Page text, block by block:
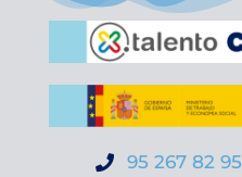
95 267 82 95